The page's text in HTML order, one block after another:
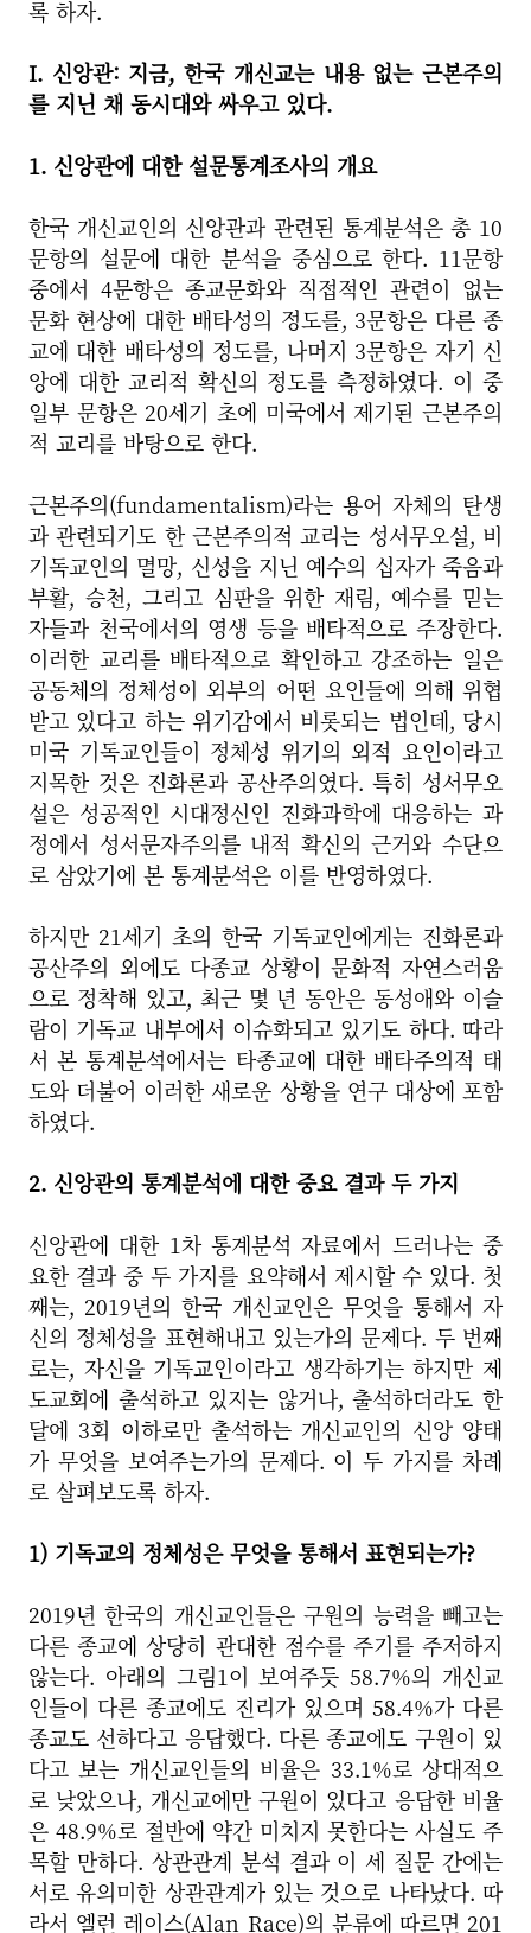
록 하자.
I. 신앙관: 지금, 한국 개신교는 내용 없는 근본주의
를 지닌 채 동시대와 싸우고 있다.
1. 신앙관에 대한 설문통계조사의 개요
한국 개신교인의 신앙관과 관련된 통계분석은 총 10
문항의 설문에 대한 분석을 중심으로 한다. 11문항
중에서 4문항은 종교문화와 직접적인 관련이 없는
문화 현상에 대한 배타성의 정도를, 3문항은 다른 종
교에 대한 배타성의 정도를, 나머지 3문항은 자기 신
앙에 대한 교리적 확신의 정도를 측정하였다. 이 중
일부 문항은 20세기 초에 미국에서 제기된 근본주의
적 교리를 바탕으로 한다.
근본주의(fundamentalism)라는 용어 자체의 탄생
과 관련되기도 한 근본주의적 교리는 성서무오설, 비
기독교인의 멸망, 신성을 지닌 예수의 십자가 죽음과
부활, 승천, 그리고 심판을 위한 재림, 예수를 믿는
자들과 천국에서의 영생 등을 배타적으로 주장한다.
이러한 교리를 배타적으로 확인하고 강조하는 일은
공동체의 정체성이 외부의 어떤 요인들에 의해 위협
받고 있다고 하는 위기감에서 비롯되는 법인데, 당시
미국 기독교인들이 정체성 위기의 외적 요인이라고
지목한 것은 진화론과 공산주의였다. 특히 성서무오
설은 성공적인 시대정신인 진화과학에 대응하는 과
정에서 성서문자주의를 내적 확신의 근거와 수단으
로 삼았기에 본 통계분석은 이를 반영하였다.
하지만 21세기 초의 한국 기독교인에게는 진화론과
공산주의 외에도 다종교 상황이 문화적 자연스러움
으로 정착해 있고, 최근 몇 년 동안은 동성애와 이슬
람이 기독교 내부에서 이슈화되고 있기도 하다. 따라
서 본 통계분석에서는 타종교에 대한 배타주의적 태
도와 더불어 이러한 새로운 상황을 연구 대상에 포함
하였다.
2. 신앙관의 통계분석에 대한 중요 결과 두 가지
신앙관에 대한 1차 통계분석 자료에서 드러나는 중
요한 결과 중 두 가지를 요약해서 제시할 수 있다. 첫
째는, 2019년의 한국 개신교인은 무엇을 통해서 자
신의 정체성을 표현해내고 있는가의 문제다. 두 번째
로는, 자신을 기독교인이라고 생각하기는 하지만 제
도교회에 출석하고 있지는 않거나, 출석하더라도 한
달에 3회 이하로만 출석하는 개신교인의 신앙 양태
가 무엇을 보여주는가의 문제다. 이 두 가지를 차례
로 살펴보도록 하자.
1) 기독교의 정체성은 무엇을 통해서 표현되는가?
2019년 한국의 개신교인들은 구원의 능력을 빼고는
다른 종교에 상당히 관대한 점수를 주기를 주저하지
않는다. 아래의 그림1이 보여주듯 58.7%의 개신교
인들이 다른 종교에도 진리가 있으며 58.4%가 다른
종교도 선하다고 응답했다. 다른 종교에도 구원이 있
다고 보는 개신교인들의 비율은 33.1%로 상대적으
로 낮았으나, 개신교에만 구원이 있다고 응답한 비율
은 48.9%로 절반에 약간 미치지 못한다는 사실도 주
목할 만하다. 상관관계 분석 결과 이 세 질문 간에는
서로 유의미한 상관관계가 있는 것으로 나타났다. 따
라서 엘런 레이스(Alan Race)의 분류에 따르면 201